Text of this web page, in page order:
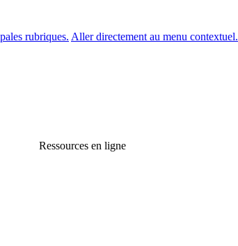
rubriques. Aller directement au menu contextuel.
Ressources en ligne